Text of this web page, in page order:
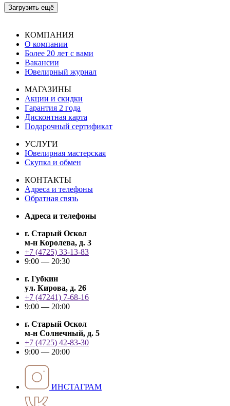
Загрузить ещё
КОМПАНИЯ
О компании
Более 20 лет с вами
Вакансии
Ювелирный журнал
МАГАЗИНЫ
Акции и скидки
Гарантия 2 года
Дисконтная карта
Подарочный сертификат
УСЛУГИ
Ювелирная мастерская
Скупка и обмен
КОНТАКТЫ
Адреса и телефоны
Обратная связь
Адреса и телефоны
г. Старый Оскол
м-н Королева, д. 3
+7 (4725) 33-13-83
9:00 — 20:30
г. Губкин
ул. Кирова, д. 26
+7 (47241) 7-68-16
9:00 — 20:00
г. Старый Оскол
м-н Солнечный, д. 5
+7 (4725) 42-83-30
9:00 — 20:00
ИНСТАГРАМ